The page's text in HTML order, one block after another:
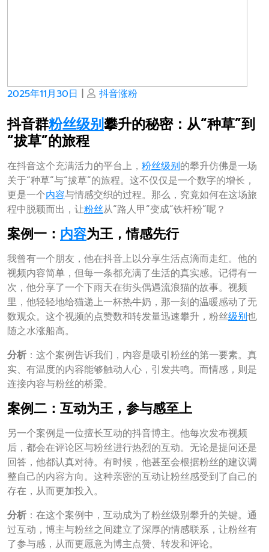
Posted
2025年11月30日 | Posted
抖音涨粉
抖音群粉丝级别攀升的秘密：从“种草”到
“拔草”的旅程
在抖音这个充满活力的平台上， 粉丝级别的攀升仿佛是一场
关于“种草”与“拔草”的旅程。这不仅仅是一个数字的增长，
更是一个内容与情感交织的过程。那么，究竟如何在这场旅
程中脱颖而出，让粉丝从“路人甲”变成“铁杆粉”呢？
案例一： 内容为王，情感先行
我曾有一个朋友，他在抖音上以分享生活点滴而走红。他的
视频内容简单，但每一条都充满了生活的真实感。记得有一
次，他分享了一个下雨天在街头偶遇流浪猫的故事。视频
里，他轻轻地给猫递上一杯热牛奶，那一刻的温暖感动了无
数观众。这个视频的点赞数和转发量迅速攀升，粉丝级别也
随之水涨船高。
分析 ：这个案例告诉我们，内容是吸引粉丝的第一要素。真
实、有温度的内容能够触动人心，引发共鸣。而情感，则是
连接内容与粉丝的桥梁。
案例二：互动为王，参与感至上
另一个案例是一位擅长互动的抖音博主。他每次发布视频
后，都会在评论区与粉丝进行热烈的互动。无论是提问还是
回答，他都认真对待。有时候，他甚至会根据粉丝的建议调
整自己的内容方向。这种亲密的互动让粉丝感受到了自己的
存在，从而更加投入。
分析 ：在这个案例中，互动成为了粉丝级别攀升的关键。通
过互动，博主与粉丝之间建立了深厚的情感联系，让粉丝有
了参与感，从而更愿意为博主点赞、转发和评论。